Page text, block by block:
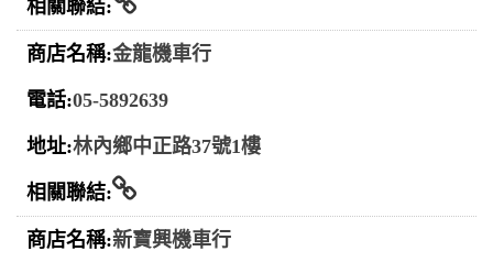
相關連結
金龍機車行
05-5892639
林內鄉中正路37號1樓
相關連結
新寶興機車行